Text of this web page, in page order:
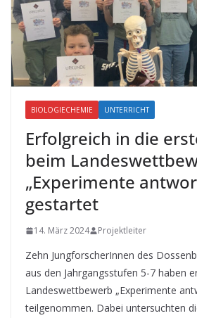
BIOLOGIECHEMIE UNTERRICHT
Erfolgreich in die
beim
„Experimente
gestartet
14. März 2024 Projektleiter
Zehn JungforscherInnen des
aus den Jahrgangsstufen 5-7 haben
Landeswettbewerb „Experimente
teilgenommen. Dabei untersuchten